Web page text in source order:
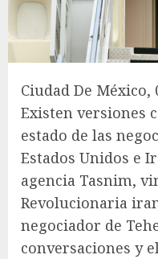
Ciudad De México,
Existen versiones
estado de las
Estados Unidos e
agencia Tasnim,
Revolucionaria
negociador de
conversaciones y